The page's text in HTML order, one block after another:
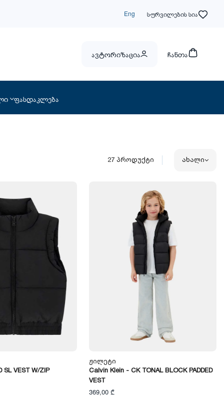
Eng სურვილების სია
ავტორიზაცია ჩანთა
ფასდაკლება
27პროდუქტი ახალი
SL VEST W/ZIP
Ჟილეტი
Calvin Klein - CK TONAL BLOCK PADDED
VEST
369,00 ₾